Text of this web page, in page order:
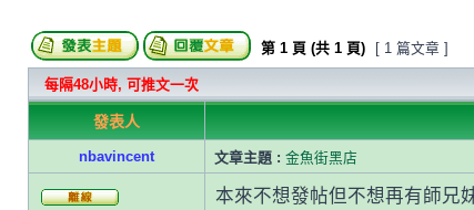
第 1 頁 (共 1 頁) [ 1 篇文章 ]
每隔48小時, 可推文一次
發表人
nbavincent 文章主題 : 金魚街黑店
本來不想發帖但不想再有師兄